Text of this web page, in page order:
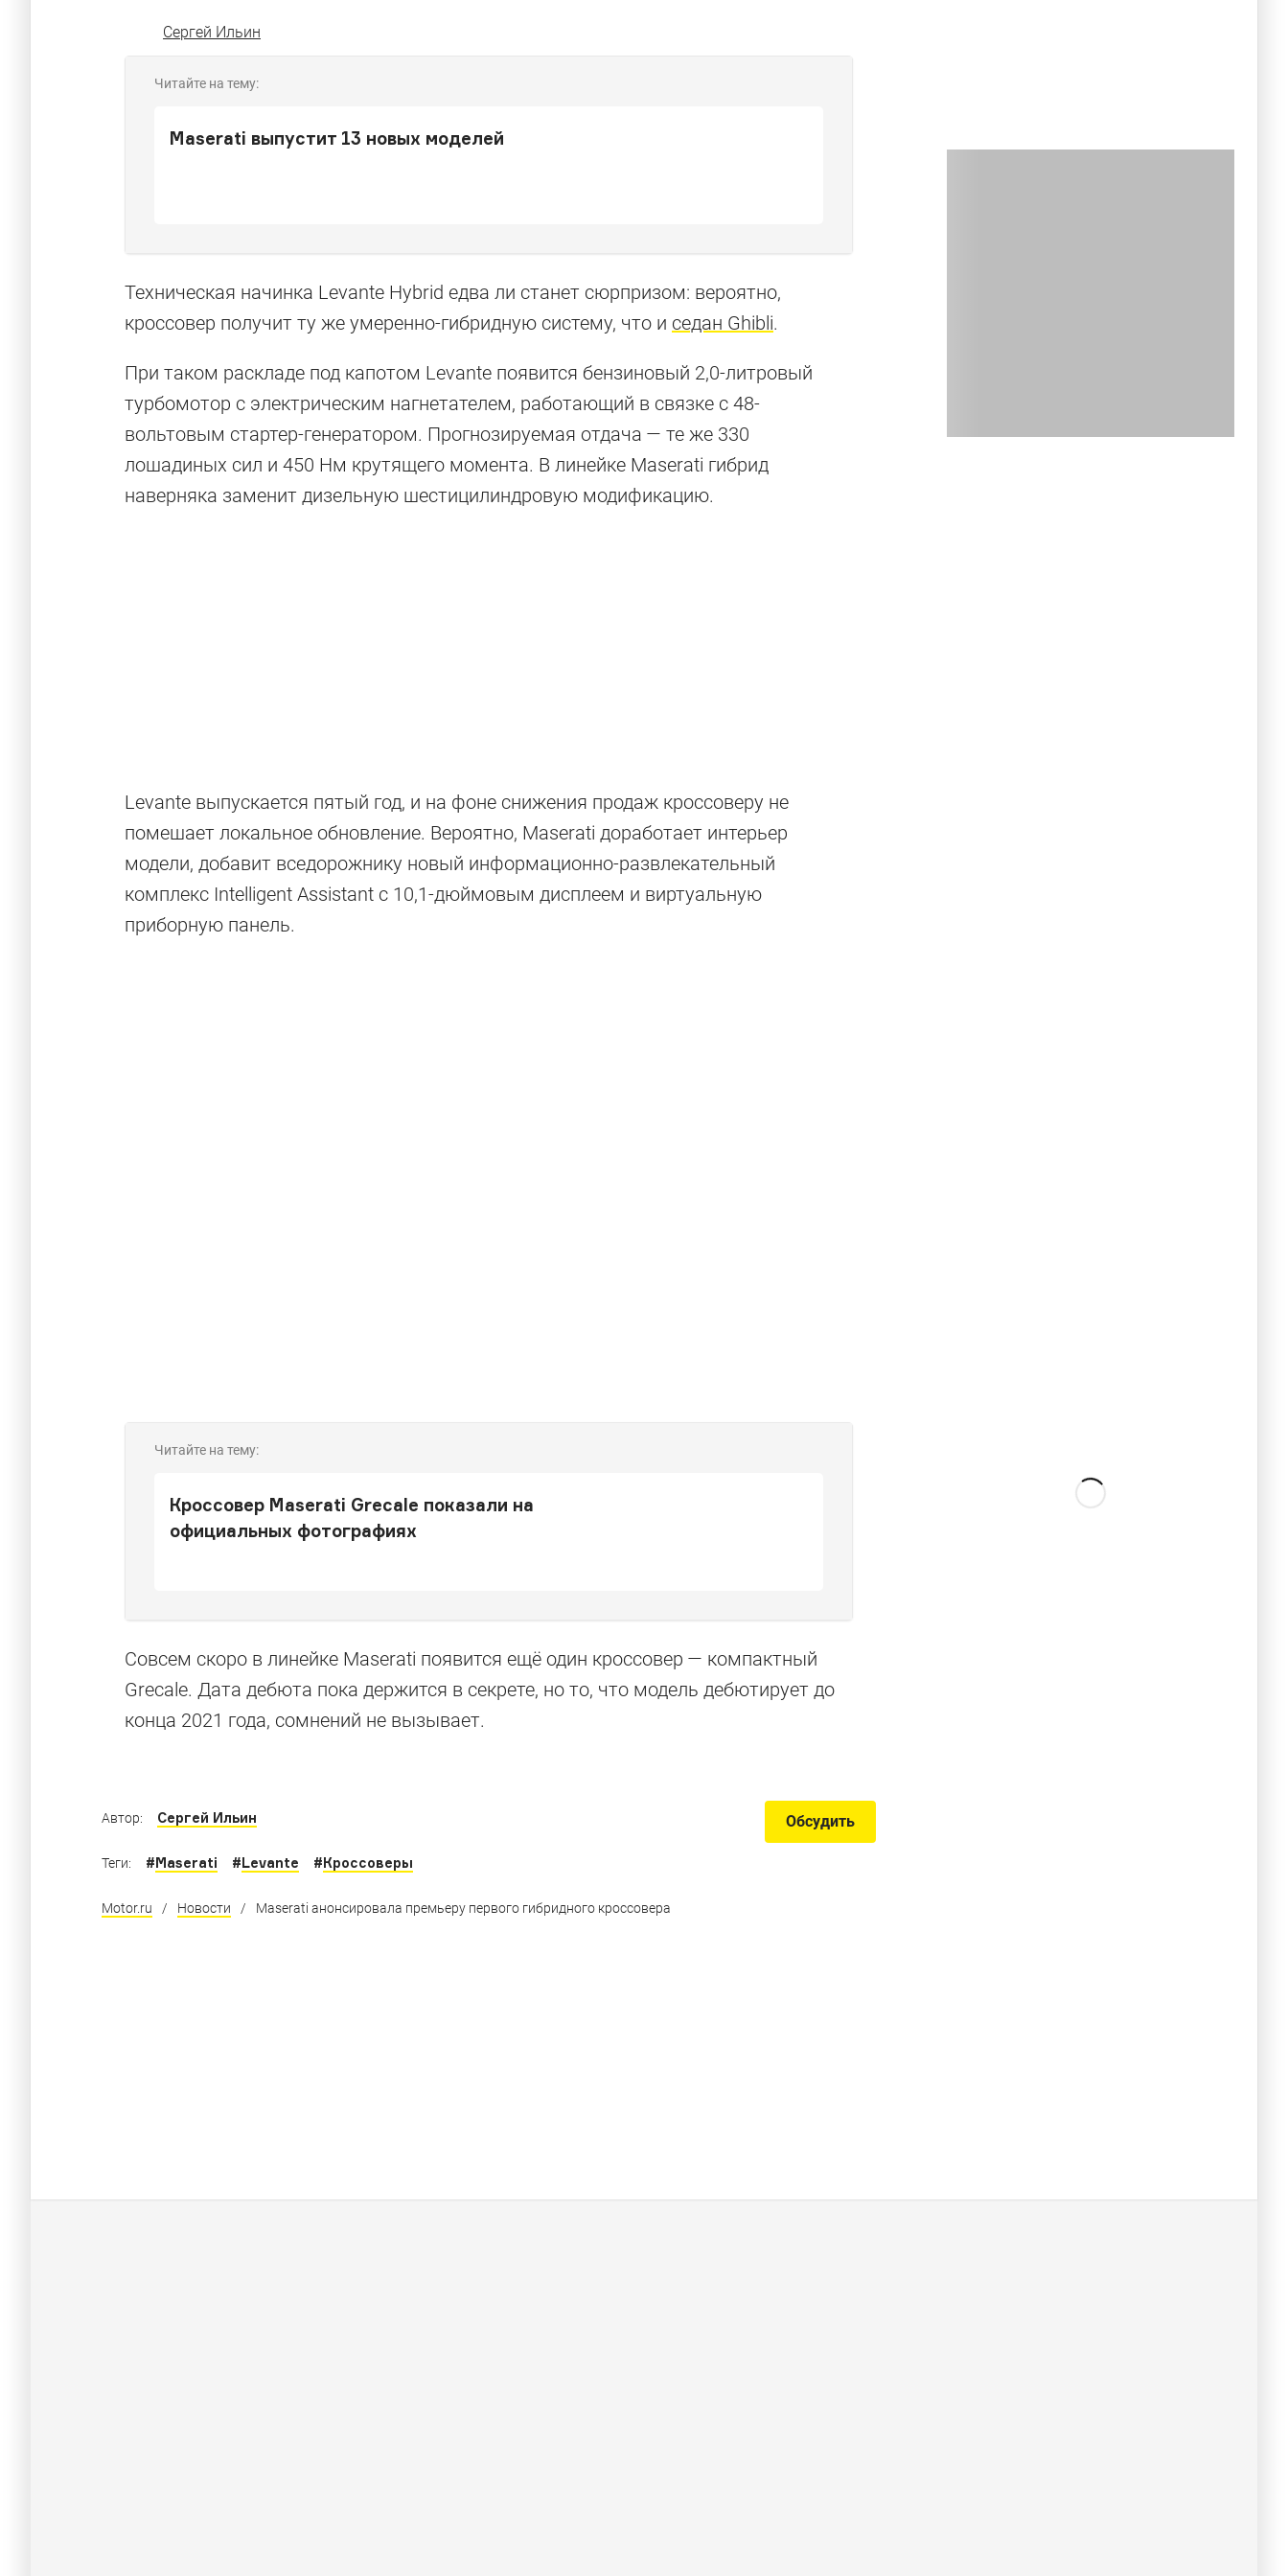
Сергей Ильин
Читайте на тему:
Maserati выпустит 13 новых моделей
Техническая начинка Levante Hybrid едва ли станет сюрпризом: вероятно,
кроссовер получит ту же умеренно-гибридную систему, что и седан Ghibli.
При таком раскладе под капотом Levante появится бензиновый 2,0-литровый
турбомотор с электрическим нагнетателем, работающий в связке с 48-
вольтовым стартер-генератором. Прогнозируемая отдача — те же 330
лошадиных сил и 450 Нм крутящего момента. В линейке Maserati гибрид
наверняка заменит дизельную шестицилиндровую модификацию.
Levante выпускается пятый год, и на фоне снижения продаж кроссоверу не
помешает локальное обновление. Вероятно, Maserati доработает интерьер
модели, добавит вседорожнику новый информационно-развлекательный
комплекс Intelligent Assistant с 10,1-дюймовым дисплеем и виртуальную
приборную панель.
Читайте на тему:
Кроссовер Maserati Grecale показали на
официальных фотографиях
Совсем скоро в линейке Maserati появится ещё один кроссовер — компактный
Grecale. Дата дебюта пока держится в секрете, но то, что модель дебютирует до
конца 2021 года, сомнений не вызывает.
Maserati
С него начнётся новая глава в истории итальянского бренда
Обсудить
Автор: Сергей Ильин
Теги: #Maserati #Levante #Кроссоверы
Motor.ru / Новости / Maserati анонсировала премьеру первого гибридного кроссовера